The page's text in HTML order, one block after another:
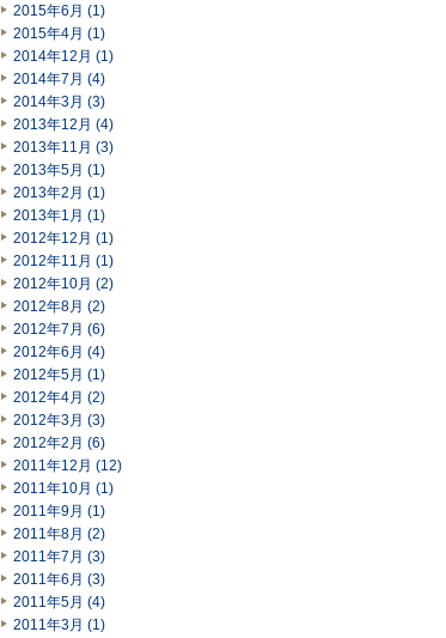
2015年6月 (1)
2015年4月 (1)
2014年12月 (1)
2014年7月 (4)
2014年3月 (3)
2013年12月 (4)
2013年11月 (3)
2013年5月 (1)
2013年2月 (1)
2013年1月 (1)
2012年12月 (1)
2012年11月 (1)
2012年10月 (2)
2012年8月 (2)
2012年7月 (6)
2012年6月 (4)
2012年5月 (1)
2012年4月 (2)
2012年3月 (3)
2012年2月 (6)
2011年12月 (12)
2011年10月 (1)
2011年9月 (1)
2011年8月 (2)
2011年7月 (3)
2011年6月 (3)
2011年5月 (4)
2011年3月 (1)